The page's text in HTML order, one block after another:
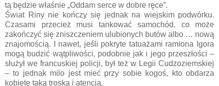
tą będzie właśnie „Oddam serce w dobre ręce”.
Świat Riny nie kończy się jednak na wiejskim podwórku.
Czasami przecież musi tankować samochód, co może
zakończyć się zniszczeniem ulubionych butów albo … nową
znajomością. I nawet, jeśli pokryte tatuażami ramiona Igora
mogą budzić wątpliwości, podobnie jak i jego przeszłości –
służył we francuskiej policji, był też w Legii Cudzoziemskiej
– to jednak milo jest mieć przy sobie kogoś, kto obdarza
kobietę taką troską i atencją.